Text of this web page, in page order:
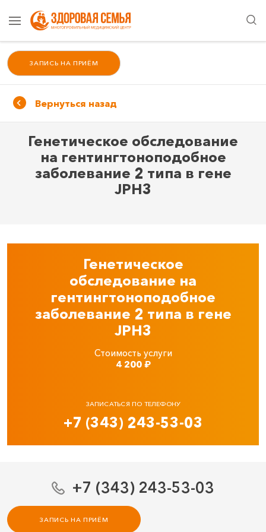
ЗАПИСЬ НА ПРИЁМ
Вернуться назад
Генетическое обследование
на гентингтоноподобное
заболевание 2 типа в гене
JPH3
Генетическое
обследование на
гентингтоноподобное
заболевание 2 типа в гене
JPH3
Стоимость услуги
4 200₽
ЗАПИСАТЬСЯ ПО ТЕЛЕФОНУ
+7 (343) 243-53-03
+7 (343) 243-53-03
ЗАПИСЬ НА ПРИЁМ